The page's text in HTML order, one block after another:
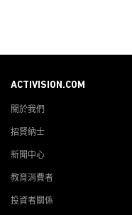
ACTIVISION.COM
關於我們
招賢納士
新聞中心
教育消費者
投資者關係